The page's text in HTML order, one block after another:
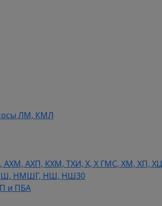
ЛМ, КМЛ
АХМ, АХП, КХМ, ТХИ, Х, Х ГМС, ХМ, ХП,
Ш, НМШГ, НШ, НШ30
и ПБА